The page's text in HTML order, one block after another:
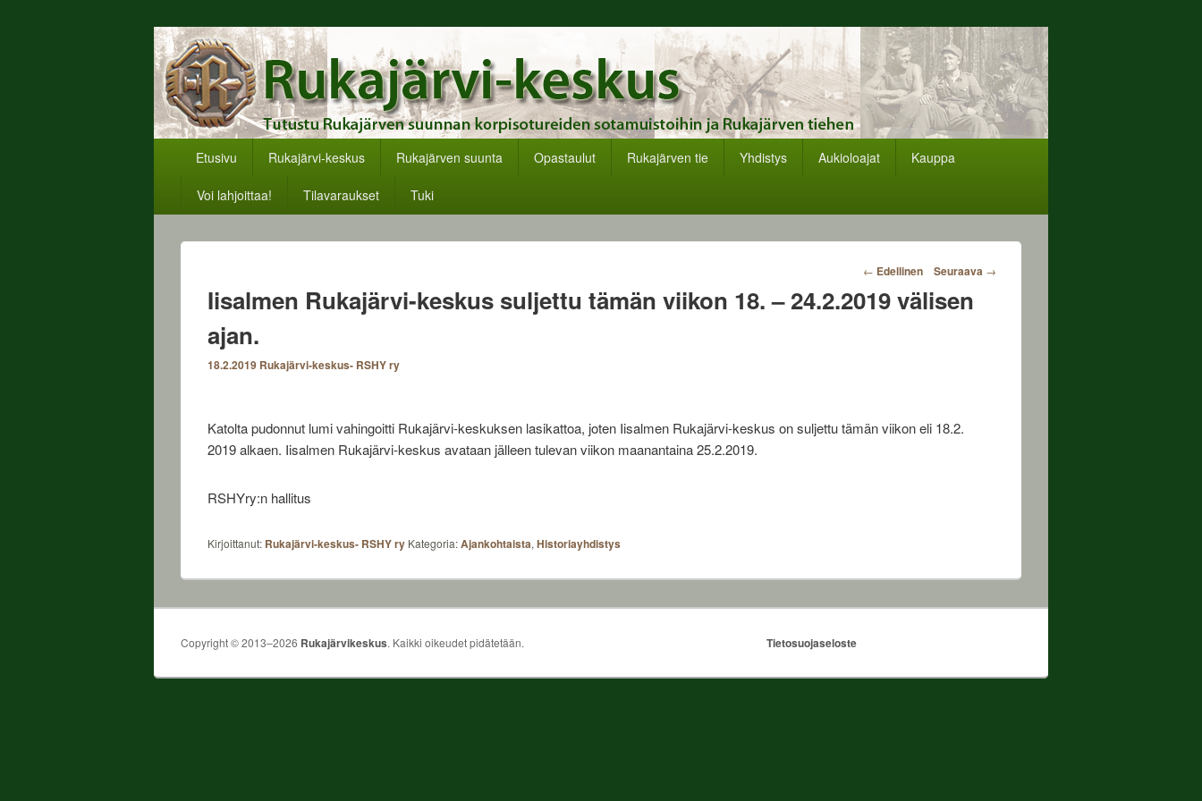
Rukajärvikeskus
PäävalikkoEtusivu Rukajärvi-keskus Rukajärven suunta Opastaulut Rukajärven tie Yhdistys Aukioloajat Kauppa
Voi lahjoittaa! Tilavaraukset Tuki
Post
navigation
← Edellinen Seuraava →
Iisalmen Rukajärvi-keskus suljettu tämän viikon 18. – 24.2.2019 välisen
ajan.
18.2.2019 Rukajärvi-keskus- RSHY ry
Katolta pudonnut lumi vahingoitti Rukajärvi-keskuksen lasikattoa, joten Iisalmen Rukajärvi-keskus on suljettu tämän viikon eli 18.2.
2019 alkaen. Iisalmen Rukajärvi-keskus avataan jälleen tulevan viikon maanantaina 25.2.2019.
RSHYry:n hallitus
Kirjoittanut: Rukajärvi-keskus- RSHY ry Kategoria:Ajankohtaista, Historiayhdistys
Copyright © 2013–2026 Rukajärvikeskus. Kaikki oikeudet pidätetään. Tietosuojaseloste